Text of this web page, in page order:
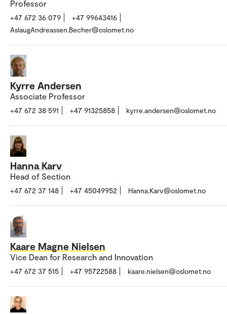
Professor
+47 672 36 079
+47 99643416
AslaugAndreassen.Becher@oslomet.no
Kyrre Andersen
Associate Professor
+47 672 38 591 +47 91325858 kyrre.andersen@oslomet.no
Hanna Karv
Head of Section
+47 672 37 148 +47 45049952 Hanna.Karv@oslomet.no
Kaare Magne Nielsen
Vice Dean for Research and Innovation
+47 672 37 515 +47 95722588 kaare.nielsen@oslomet.no